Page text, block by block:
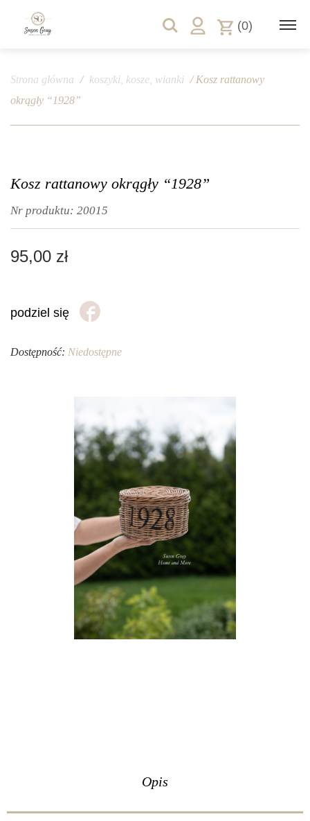
(0)
Strona główna / koszyki, kosze, wianki / Kosz rattanowy
okrągły “1928”
Kosz rattanowy okrągły “1928”
Nr produktu: 20015
95,00 zł
podziel się
Dostępność: Niedostępne
Opis